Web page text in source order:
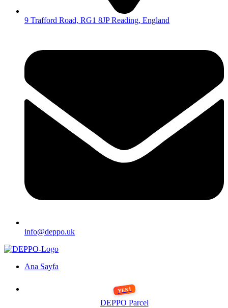
9 Trafford Road, RG1 8JP Reading, England
info@deppo.uk
Ana Sayfa
DEPPO Parcel